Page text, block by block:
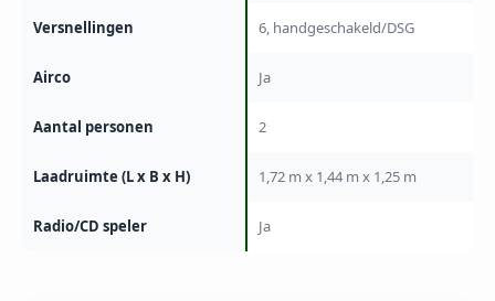
Versnellingen 6, handgeschakeld/DSG
Airco Ja
Aantal personen 2
Laadruimte (L x B x H) 1,72 m x 1,44 m x 1,25 m
Radio/CD speler Ja